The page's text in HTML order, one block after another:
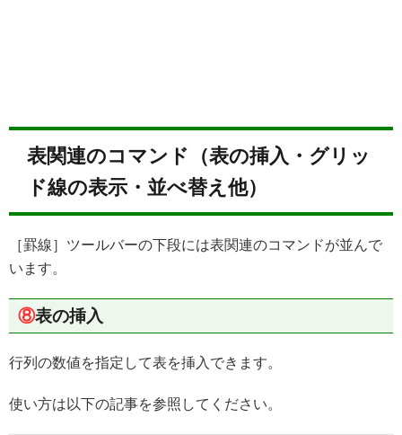
表関連のコマンド（表の挿入・グリッ
ド線の表示・並べ替え他）
［罫線］ツールバーの下段には表関連のコマンドが並んで
います。
⑧表の挿入
行列の数値を指定して表を挿入できます。
使い方は以下の記事を参照してください。